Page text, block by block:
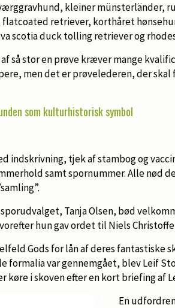
kleiner münsterländer,
flatcoated retriever, korthåret
scotia duck tolling retriever og
så stor en prøve kræver mange
men det er prøvelederen, der skal
som kulturhistorisk symbol
indskrivning, tjek af stambog og
samt spornummer. Alle nød
sporudvalget, Tanja Olsen, bød
hun gav ordet til Niels
Gods for lån af deres fantastiske
formalia var gennemgået, blev Leif
køre i skoven efter en kort briefing af
En